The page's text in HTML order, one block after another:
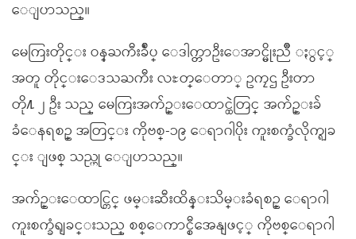
ေျပာသည္။
မေကြးတိုင္း ဝန္ႀကီးခ်ဳပ္ ေဒါက္တာဦးေအာင္မိုးညိဳ ႏွင့္
အတူ တိုင္းေဒသႀကီး လႊတ္ေတာ္ ဥကၠဌ ဦးတာ
တို႔ ၂ ဦး သည္ မေကြးအက်ဥ္းေထာင္ထဲတြင္ အက်ဥ္းခ်
ခံေနရစဥ္ အတြင္း ကိုဗစ္-၁၉ ေရာဂါပိုး ကူးစက္ခံလိုက္ရျခ
င္း ျဖစ္ သည္ဟု ေျပာသည္။
အက်ဥ္းေထာင္တြင္ ဖမ္းဆီးထိန္းသိမ္းခံရစဥ္ ေရာဂါ
ကူးစက္ခံရျခင္းသည္ စစ္ေကာင္စီအေနျဖင့္ ကိုဗစ္ေရာဂါ